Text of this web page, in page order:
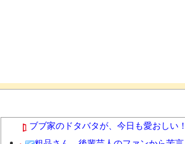
ブブ家のドタバタが、今日も愛おしい！